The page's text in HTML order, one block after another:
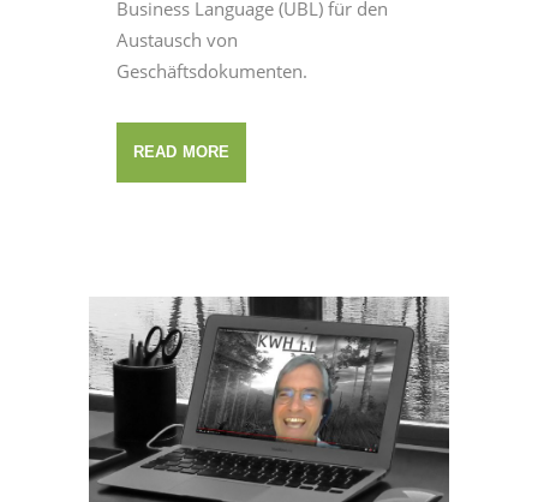
Business Language (UBL) für den
Austausch von
Geschäftsdokumenten.
READ MORE